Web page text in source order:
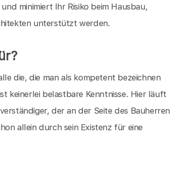
minimiert Ihr Risiko beim Hausbau,
unterstützt werden.
die, die man als kompetent bezeichnen
keinerlei belastbare Kenntnisse. Hier läuft
der an der Seite des Bauherren
allein durch sein Existenz für eine